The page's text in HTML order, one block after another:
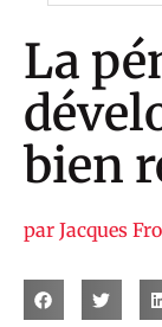
La
bien
par Jacques